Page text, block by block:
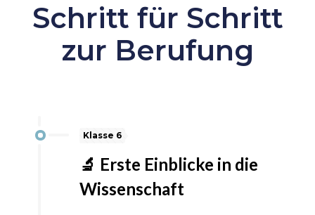
Schritt für Schritt
zur Berufung
Klasse 6
🔬 Erste Einblicke in die
Wissenschaft